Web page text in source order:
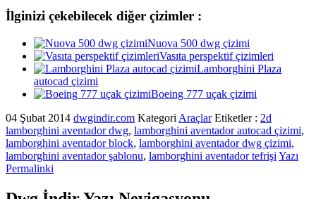
İlginizi çekebilecek diğer çizimler :
Nuova 500 dwg çizimi
Vasıta perspektif çizimleri
Lamborghini Plaza
autocad çizimi
Boeing 777 uçak çizimi
04 Şubat 2014 dwgindir.com Kategori Araçlar Etiketler : 2d
lamborghini aventador dwg, lamborghini aventador autocad çizimi,
lamborghini aventador block, lamborghini aventador dwg çizimi,
lamborghini aventador şablonu, lamborghini aventador tefrişi Yazı
Permalinki